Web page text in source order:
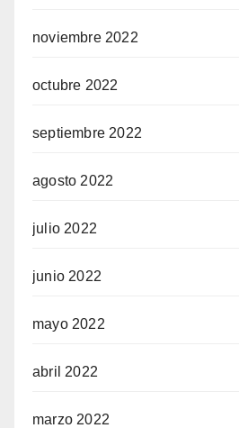
noviembre 2022
octubre 2022
septiembre 2022
agosto 2022
julio 2022
junio 2022
mayo 2022
abril 2022
marzo 2022